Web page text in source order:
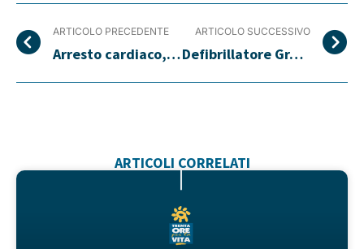
ARTICOLO PRECEDENTE
Arresto cardiaco, molti studi parlano di un fenomeno in crescita a seguito della pandemia.
ARTICOLO SUCCESSIVO
Defibrillatore Gratuito per le Scuole, il MIUR ne finanzia l’acquisto.
ARTICOLI CORRELATI